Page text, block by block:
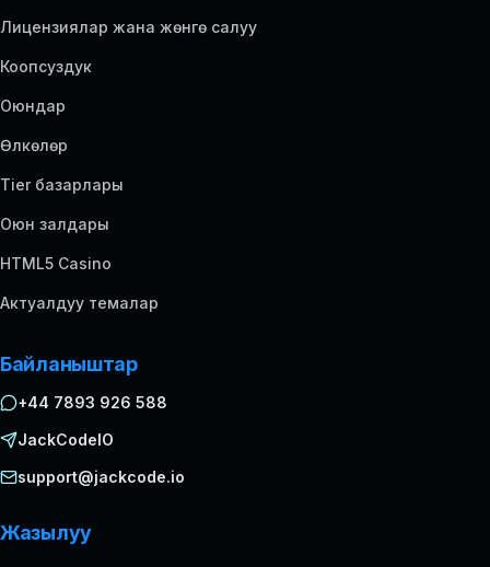
Лицензиялар жана жөнгө салуу
Коопсуздук
Оюндар
Өлкөлөр
Tier базарлары
Оюн залдары
HTML5 Casino
Актуалдуу темалар
Байланыштар
+44 7893 926 588
JackCodeIO
support@jackcode.io
Жазылуу